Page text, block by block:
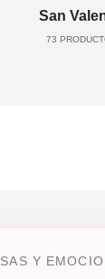
San
73
Y